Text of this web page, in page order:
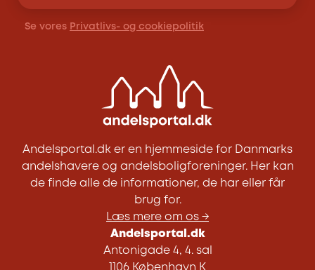
Se vores Privatlivs- og cookiepolitik
Andelsportal.dk er en hjemmeside for Danmarks
andelshavere og andelsboligforeninger. Her kan
de finde alle de informationer, de har eller får
brug for.
Læs mere om os →
Andelsportal.dk
Antonigade 4, 4. sal
1106 København K